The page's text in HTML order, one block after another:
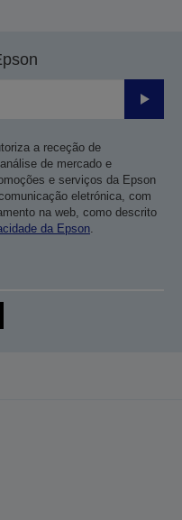
Enviar
a receção de
de mercado e
e serviços da Epson
eletrónica, com
na web, como descrito
da Epson.